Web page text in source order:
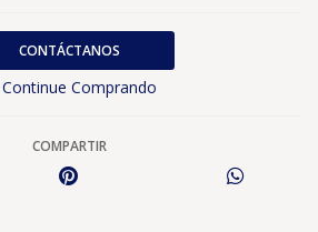
CONTÁCTANOS
Comprando
COMPARTIR